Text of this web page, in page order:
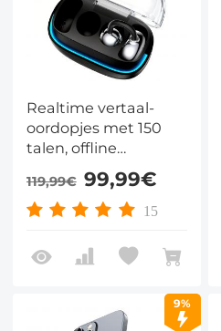
Realtime vertaal-
oordopjes met 150
talen, offline
vertaling, vertaling
van video- en
spraakoproepen, 40
on ontwerp,
Kentfaith
119,99€ 99,99€
15
9%